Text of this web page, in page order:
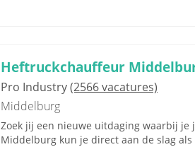
Heftruckchauffeur
Pro Industry(2566 vacatures)
Middelburg
Zoek jij een nieuwe uitdaging waarbij
Middelburg kun je direct aan de slag